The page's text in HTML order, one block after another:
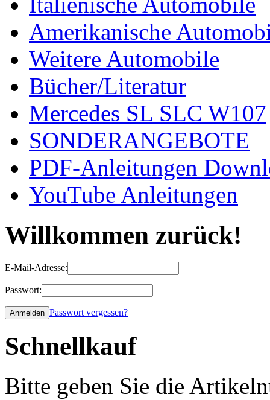
Amerikanische
Weitere Automobile
Bücher/Literatur
Mercedes SL SLC W107
SONDERANGEBOTE
PDF-Anleitungen
YouTube Anleitungen
Willkommen zurück!
E-Mail-Adresse:
Passwort:
Passwort vergessen?
Schnellkauf
Bitte geben Sie die